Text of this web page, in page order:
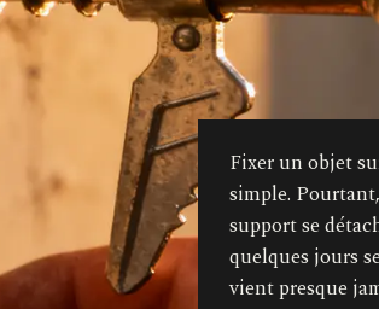
Fixer un objet
simple.
support se
quelques jours
vient presque